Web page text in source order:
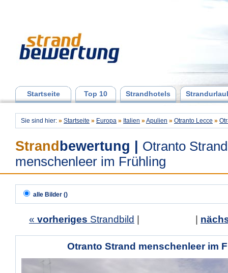
Startseite Top 10 Strandhotels
Sie sind hier: » Startseite » Europa » Italien » Apulien » Otranto Lecce »
Strand bewertung
Otranto Strand
menschenleer im Frühling
alle Bilder ()
« vorheriges Strandbild
Otranto Strand menschenleer im